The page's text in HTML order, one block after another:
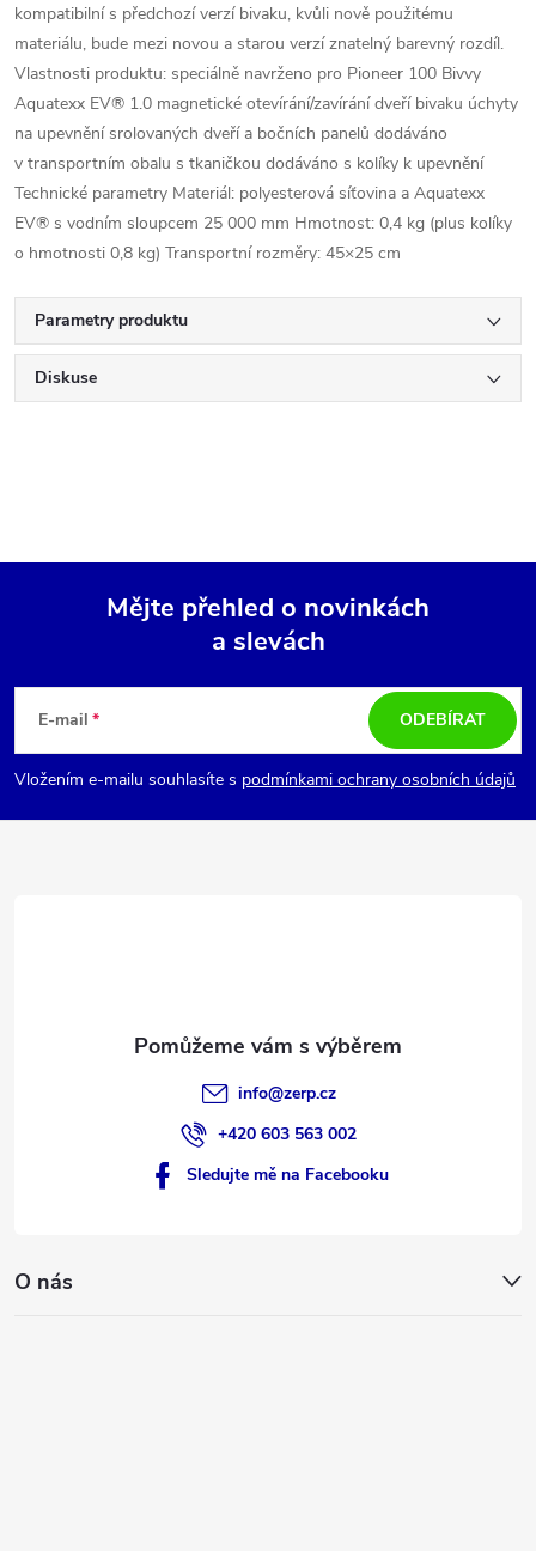
kompatibilní s předchozí verzí bivaku, kvůli nově použitému
materiálu, bude mezi novou a starou verzí znatelný barevný rozdíl.
Vlastnosti produktu: speciálně navrženo pro Pioneer 100 Bivvy
Aquatexx EV® 1.0 magnetické otevírání/zavírání dveří bivaku úchyty
na upevnění srolovaných dveří a bočních panelů dodáváno
v transportním obalu s tkaničkou dodáváno s kolíky k upevnění
Technické parametry Materiál: polyesterová síťovina a Aquatexx
EV® s vodním sloupcem 25 000 mm Hmotnost: 0,4 kg (plus kolíky
o hmotnosti 0,8 kg) Transportní rozměry: 45×25 cm
Parametry produktu
Diskuse
p
a
Mějte přehled o novinkách
a slevách
E-mail
Vložením e-mailu souhlasíte s podmínkami ochrany osobních údajů
ODEBÍRAT
info@zerp.cz
+420 603 563 002
Sledujte mě na Facebooku
O nás